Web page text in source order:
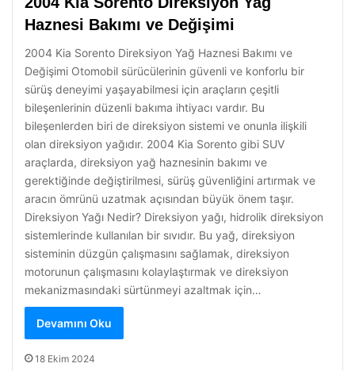
Haznesi Bakımı ve Değişimi
2004 Kia Sorento Direksiyon Yağ Haznesi Bakımı ve
Değişimi Otomobil sürücülerinin güvenli ve konforlu bir
sürüş deneyimi yaşayabilmesi için araçların çeşitli
bileşenlerinin düzenli bakıma ihtiyacı vardır. Bu
bileşenlerden biri de direksiyon sistemi ve onunla ilişkili
olan direksiyon yağıdır. 2004 Kia Sorento gibi SUV
araçlarda, direksiyon yağ haznesinin bakımı ve
gerektiğinde değiştirilmesi, sürüş güvenliğini artırmak ve
aracın ömrünü uzatmak açısından büyük önem taşır.
Direksiyon Yağı Nedir? Direksiyon yağı, hidrolik direksiyon
sistemlerinde kullanılan bir sıvıdır. Bu yağ, direksiyon
sisteminin düzgün çalışmasını sağlamak, direksiyon
motorunun çalışmasını kolaylaştırmak ve direksiyon
mekanizmasındaki sürtünmeyi azaltmak için…
Devamını Oku
18 Ekim 2024